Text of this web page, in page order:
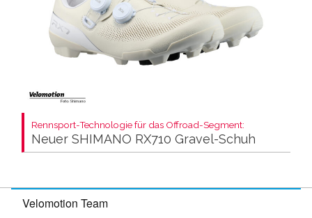
Rennsport-Technologie für das Offroad-Segment:
Neuer SHIMANO RX710 Gravel-Schuh
Velomotion Team